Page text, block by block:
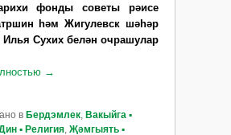
фонды советы рәисе
һәм Жигулевск шәһәр
Сухих белән очрашулар
→
в Бердэмлек, Вакыйга ▪
▪ Религия, Җәмгыять ▪